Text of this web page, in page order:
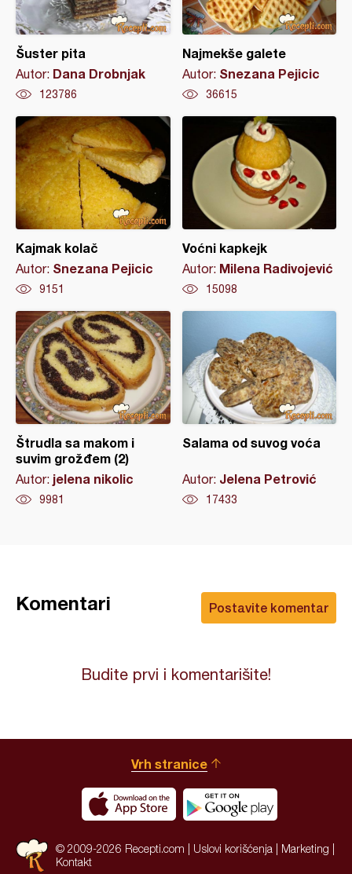
Šuster pita
Autor: Dana Drobnjak
123786
Najmekše galete
Autor: Snezana Pejicic
36615
Kajmak kolač
Autor: Snezana Pejicic
9151
Voćni kapkejk
Autor: Milena Radivojević
15098
Štrudla sa makom i
suvim grožđem (2)
Autor: jelena nikolic
9981
Salama od suvog voća
Autor: Jelena Petrović
17433
Postavite komentar
Komentari
Budite prvi i komentarišite!
Vrh stranice
© 2009-2026 Recepti.com | Uslovi korišćenja Marketing
Kontakt